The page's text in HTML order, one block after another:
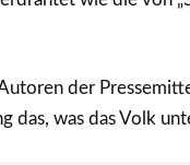
der
das, was das Volk